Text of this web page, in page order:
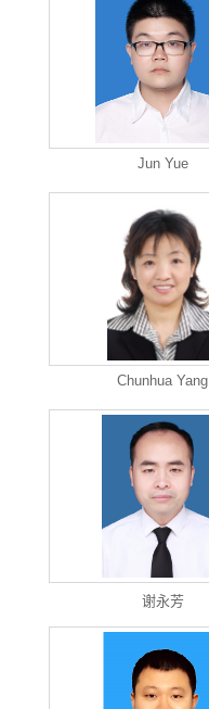
Jun Yue
Chunhua Yang
谢永芳